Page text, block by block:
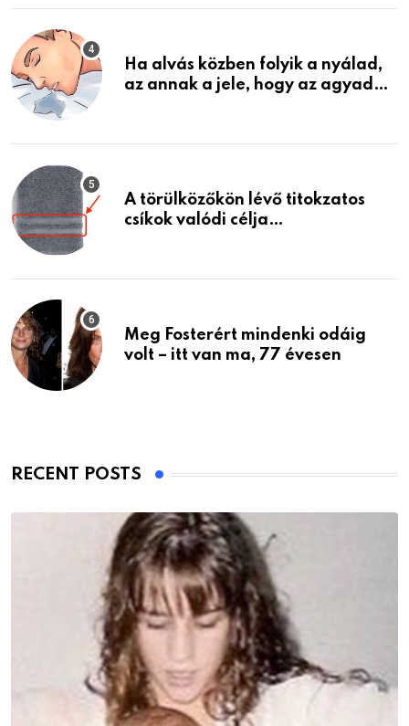
életemet
Ha alvás közben folyik a nyálad,
az annak a jele, hogy az agyad…
A törülközőkön lévő titokzatos
csíkok valódi célja…
Meg Fosterért mindenki odáig
volt – itt van ma, 77 évesen
RECENT POSTS